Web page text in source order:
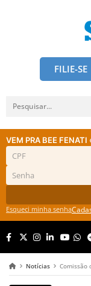
FILIE-SE
VEM PRA BEE FENATI
Esqueci minha senha
Notícias Comissão